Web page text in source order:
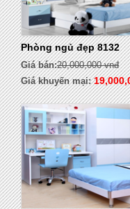
Phòng ngủ đẹp 8132
Giá bán:20,000,000 vnđ
Giá khuyến mại: